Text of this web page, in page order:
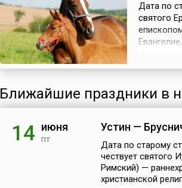
Дата по
святого
Так и
Ближайшие праздники в
14 июня
пт
Устин —
Дата по старому
чествует святого
Римский) —
христианской